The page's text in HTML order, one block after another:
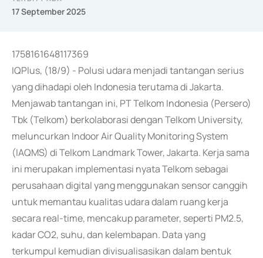
17 September 2025
1758161648117369
IQPlus, (18/9) - Polusi udara menjadi tantangan serius
yang dihadapi oleh Indonesia terutama di Jakarta.
Menjawab tantangan ini, PT Telkom Indonesia (Persero)
Tbk (Telkom) berkolaborasi dengan Telkom University,
meluncurkan Indoor Air Quality Monitoring System
(IAQMS) di Telkom Landmark Tower, Jakarta. Kerja sama
ini merupakan implementasi nyata Telkom sebagai
perusahaan digital yang menggunakan sensor canggih
untuk memantau kualitas udara dalam ruang kerja
secara real-time, mencakup parameter, seperti PM2.5,
kadar CO2, suhu, dan kelembapan. Data yang
terkumpul kemudian divisualisasikan dalam bentuk